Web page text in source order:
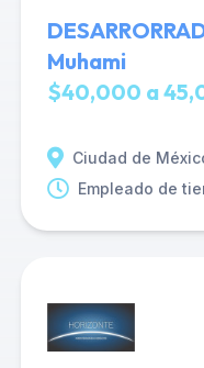
Muhami
$40,000 a
Ciudad de
Empleado de